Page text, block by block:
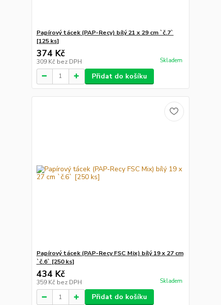
Papírový tácek (PAP-Recy) bílý 21 x 29 cm `č.7`
[125 ks]
374 Kč
309 Kč bez DPH Skladem
Přidat do košíku
Papírový tácek (PAP-Recy FSC Mix) bílý 19 x 27 cm
`č.6` [250 ks]
434 Kč
359 Kč bez DPH Skladem
Přidat do košíku